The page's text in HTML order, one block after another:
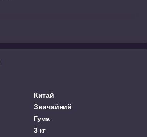
Китай
Звичайний
Гума
3 кг